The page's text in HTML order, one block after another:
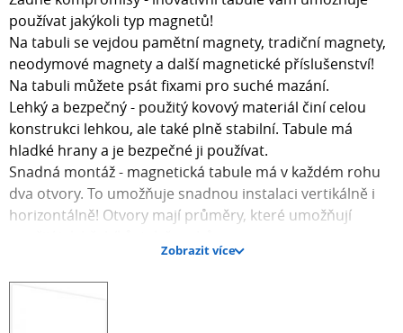
používat jakýkoli typ magnetů!
Na tabuli se vejdou pamětní magnety, tradiční magnety,
neodymové magnety a další magnetické příslušenství!
Na tabuli můžete psát fixami pro suché mazání.
Lehký a bezpečný - použitý kovový materiál činí celou
konstrukci lehkou, ale také plně stabilní. Tabule má
hladké hrany a je bezpečné ji používat.
Snadná montáž - magnetická tabule má v každém rohu
dva otvory. To umožňuje snadnou instalaci vertikálně i
horizontálně! Otvory mají průměry, které umožňují
Realistický vzhled - díky jedinečné produkční technice
mají tištěné grafiky extrémně realistický vzhled a
Zobrazit více